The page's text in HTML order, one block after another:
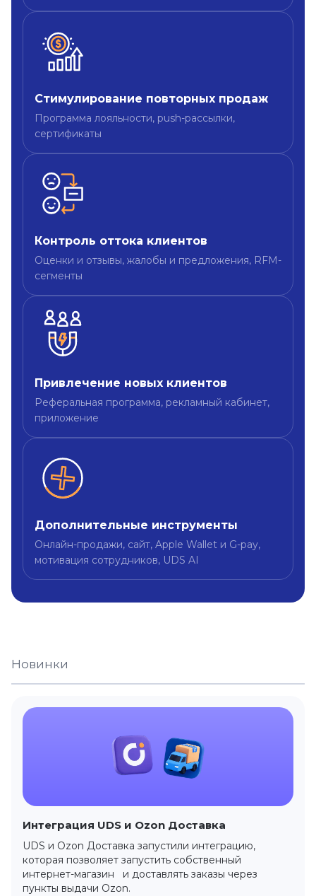
Стимулирование повторных продаж
Программа лояльности, push-рассылки,
сертификаты
Контроль оттока клиентов
Оценки и отзывы, жалобы и предложения, RFM-
сегменты
Привлечение новых клиентов
Реферальная программа, рекламный кабинет,
приложение
Дополнительные инструменты
Онлайн-продажи, сайт, Apple Wallet и G-pay,
мотивация сотрудников, UDS AI
Новинки
Интеграция UDS и Ozon Доставка
UDS и Ozon Доставка запустили интеграцию,
которая позволяет запустить собственный
интернет-магазин и доставлять заказы через
пункты выдачи Ozon.